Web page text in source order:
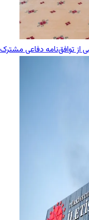
توافق‌نامه دفاعی